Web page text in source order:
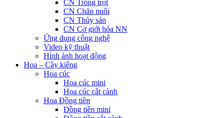
CN Trồng trọt
CN Chăn nuôi
CN Thủy sản
CN Cơ giới hóa NN
Ứng dụng công nghệ
Video kỹ thuật
Hình ảnh hoạt động
Hoa – Cây kiểng
Hoa cúc
Hoa cúc mini
Hoa cúc cắt cành
Hoa Đồng tiền
Đồng tiền mini